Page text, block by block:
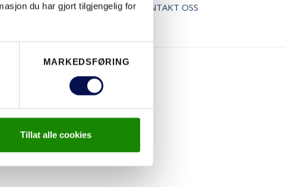
du har gjort tilgjengelig for
MARKEDSFØRING
Tillat alle cookies
NED BROSJYRE KONTAKT OSS